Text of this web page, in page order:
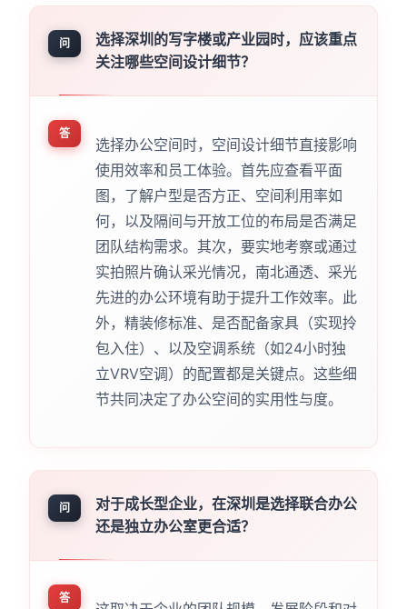
问
选择深圳的写字楼或产业园时，应该重点
关注哪些空间设计细节？
答
选择办公空间时，空间设计细节直接影响
使用效率和员工体验。首先应查看平面
图，了解户型是否方正、空间利用率如
何，以及隔间与开放工位的布局是否满足
团队结构需求。其次，要实地考察或通过
实拍照片确认采光情况，南北通透、采光
先进的办公环境有助于提升工作效率。此
外，精装修标准、是否配备家具（实现拎
包入住）、以及空调系统（如24小时独
立VRV空调）的配置都是关键点。这些细
节共同决定了办公空间的实用性与度。
问
对于成长型企业，在深圳是选择联合办公
还是独立办公室更合适？
答